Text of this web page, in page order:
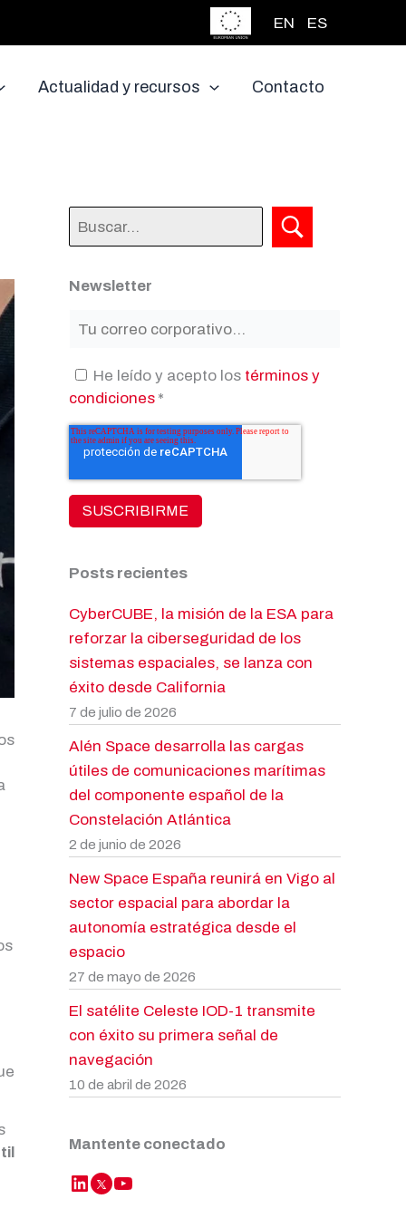
EN ES
Actualidad y recursos Contacto
Newsletter
He leído y acepto los términos y
condiciones *
Posts recientes
CyberCUBE, la misión de la ESA para
reforzar la ciberseguridad de los
sistemas espaciales, se lanza con
éxito desde California
7 de julio de 2026
Alén Space desarrolla las cargas
útiles de comunicaciones marítimas
del componente español de la
Constelación Atlántica
2 de junio de 2026
New Space España reunirá en Vigo al
sector espacial para abordar la
autonomía estratégica desde el
espacio
27 de mayo de 2026
El satélite Celeste IOD-1 transmite
con éxito su primera señal de
navegación
10 de abril de 2026
Mantente conectado
LinkedIn Twitter YouTube